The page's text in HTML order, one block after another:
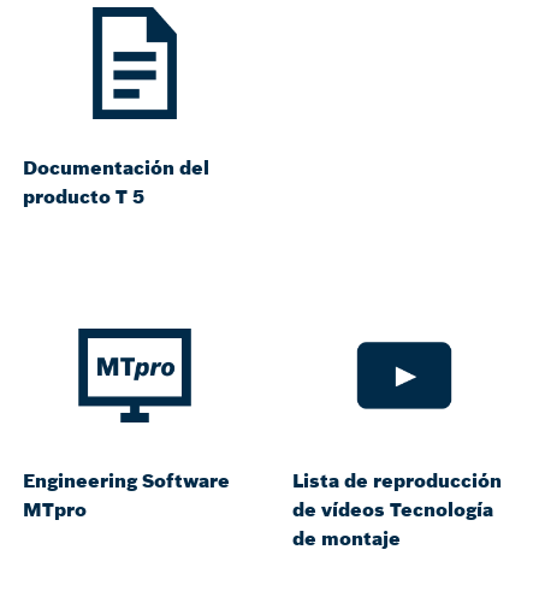
Documentación del
producto T 5
Engineering Software
MTpro
Lista de reproducción
de vídeos Tecnología
de montaje